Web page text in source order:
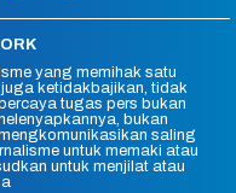
yang memihak satu
ketidakbajikan, tidak
tugas pers bukan
bukan
saling
untuk memaki atau
untuk menjilat atau